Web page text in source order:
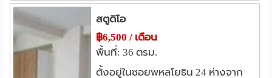
รพ.เปาโลเมโมเรียล 4.1 กม.
ตึกช้าง ศาลอาญา ถนนรัชดา
เอ็นเนอยี่ คอมเพล็กซ์
สตูดิโอ
฿6,500 / เดือน
พื้นที่: 36 ตรม.
ตั้งอยู่ในซอยพหลโยธิน 24 ห่างจาก